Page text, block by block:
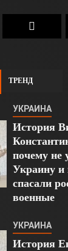
ТРЕНД
УКРАИНА
История
почему не
Украину и
спасали
военные
УКРАИНА
История